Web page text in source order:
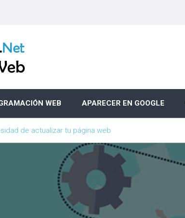
WEB APARECER EN GOOGLE
de actualizar tu página web